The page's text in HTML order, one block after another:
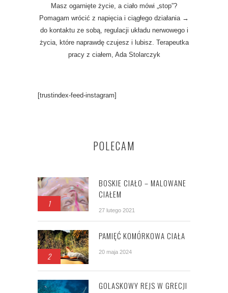
Masz ogarnięte życie, a ciało mówi „stop”?
Pomagam wrócić z napięcia i ciągłego działania →
do kontaktu ze sobą, regulacji układu nerwowego i
życia, które naprawdę czujesz i lubisz. Terapeutka
pracy z ciałem, Ada Stolarczyk
[trustindex-feed-instagram]
POLECAM
1
BOSKIE CIAŁO – MALOWANE
CIAŁEM
27 lutego 2021
2
PAMIĘĆ KOMÓRKOWA CIAŁA
20 maja 2024
GOLASKOWY REJS W GRECJI